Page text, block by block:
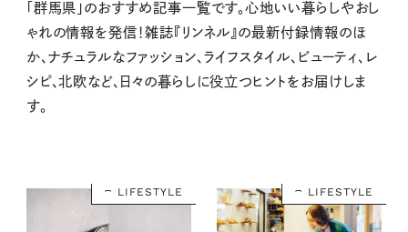
「群馬県」のおすすめ記事一覧です。心地いい暮らしやおし
ゃれの情報を発信！雑誌『リンネル』の最新付録情報のほ
か、ナチュラルなファッション、ライフスタイル、ビューティ、レ
シピ、北欧など、日々の暮らしに役立つヒントをお届けしま
す。
LIFESTYLE LIFESTYLE